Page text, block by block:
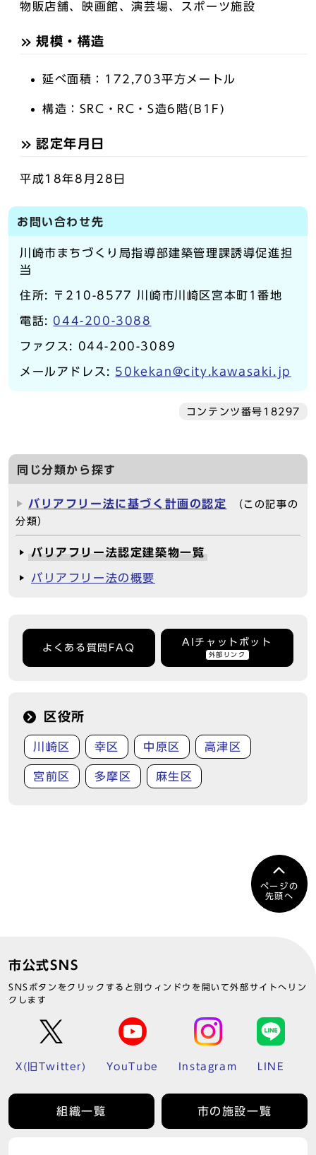
物販店舗、映画館、演芸場、スポーツ施設
規模・構造
延べ面積：172,703平方メートル
構造：SRC・RC・S造6階(B1F)
認定年月日
平成18年8月28日
お問い合わせ先
川崎市まちづくり局指導部建築管理課誘導促進担
当
住所: 〒210-8577 川崎市川崎区宮本町1番地
電話: 044-200-3088
ファクス: 044-200-3089
メールアドレス: 50kekan@city.kawasaki.jp
コンテンツ番号18297
同じ分類から探す
バリアフリー法に基づく計画の認定
（この記事の
分類）
バリアフリー法認定建築物一覧
バリアフリー法の概要
よくある質問FAQ
AIチャットボット
外部リンク
区役所
川崎区 幸区 中原区 高津区
宮前区 多摩区 麻生区
ページの
先頭へ
市公式SNS
SNSボタンをクリックすると別ウィンドウを開いて外部サイトへリン
クします
X(旧Twitter) YouTube Instagram LINE
組織一覧 市の施設一覧